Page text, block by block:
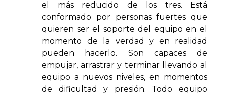
el más reducido de los tres. Está
conformado por personas fuertes que
quieren ser el soporte del equipo en el
momento de la verdad y en realidad
pueden hacerlo. Son capaces de
empujar, arrastrar y terminar llevando al
equipo a nuevos niveles, en momentos
de dificultad y presión. Todo equipo